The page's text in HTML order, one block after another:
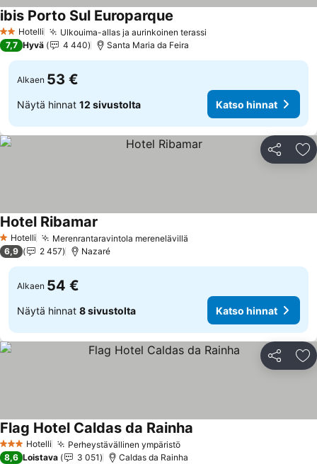
2 Tähtiluokitus
Hotelli Ulkouima-allas ja aurinkoinen terassi
ibis Porto Sul Europarque
7,7 Hyvä 4 440 Santa Maria da Feira
Alkaen 53 €
Näytä hinnat 12 sivustolta Katso hinnat
Jaa
1 Tähtiluokitus
Hotelli Merenrantaravintola merenelävillä
Hotel Ribamar
6,9 2 457 Nazaré
Alkaen 54 €
Näytä hinnat 8 sivustolta Katso hinnat
Jaa
3 Tähtiluokitus
Hotelli Perheystävällinen ympäristö
Flag Hotel Caldas da Rainha
8,6 Loistava 3 051 Caldas da Rainha